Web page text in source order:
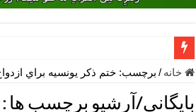
دعای جلب محبت فوری معشوق – دعای
دعای مشکل گشا برای رفع فقر – ذکرهای
خانه / برچسب:ختم ذكر يونسيه براي
بایگانی/آرشیو برچسب ها :